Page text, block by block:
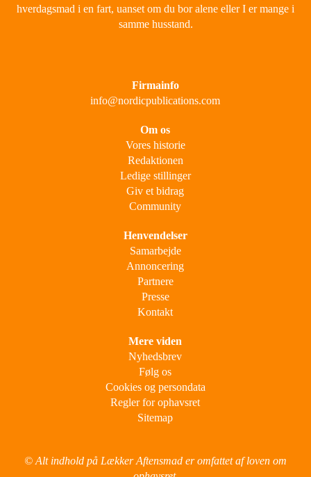
hverdagsmad i en fart, uanset om du bor alene eller I er mange i
samme husstand.
Firmainfo
info@nordicpublications.com
Om os
Vores historie
Redaktionen
Ledige stillinger
Giv et bidrag
Community
Henvendelser
Samarbejde
Annoncering
Partnere
Presse
Kontakt
Mere viden
Nyhedsbrev
Følg os
Cookies og persondata
Regler for ophavsret
Sitemap
© Alt indhold på Lækker Aftensmad er omfattet af loven om